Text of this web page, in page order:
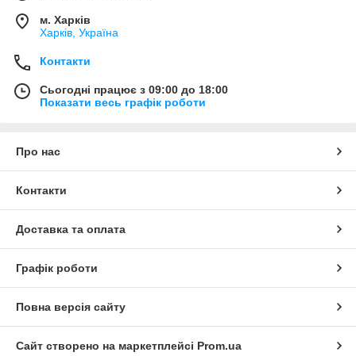
м. Харків
Харків, Україна
Контакти
Сьогодні працює з 09:00 до 18:00
Показати весь графік роботи
Про нас
Контакти
Доставка та оплата
Графік роботи
Повна версія сайту
Сайт створено на маркетплейсі Prom.ua